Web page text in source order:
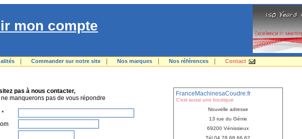
mon compte
Commander sur notre site Nos marques Nos références Contact
pas à nous contacter,
manquerons pas de vous répondre
*
FranceMachinesaCoudre.fr
C’est aussi une boutique
Nouvelle adresse
13 rue du Génie
69200 Vénissieux
Tél 04 78 68 66 62